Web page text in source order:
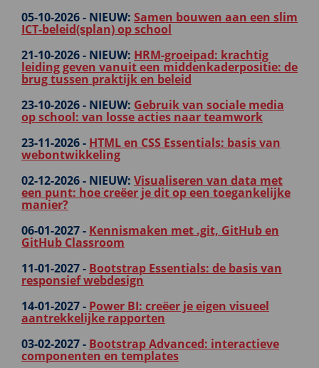
05-10-2026 - NIEUW: Samen bouwen aan een slim
ICT-beleid(splan) op school
21-10-2026 - NIEUW: HRM-groeipad: krachtig
leiding geven vanuit een middenkaderpositie: de
brug tussen praktijk en beleid
23-10-2026 - NIEUW: Gebruik van sociale media
op school: van losse acties naar teamwork
23-11-2026 - HTML en CSS Essentials: basis van
webontwikkeling
02-12-2026 - NIEUW: Visualiseren van data met
een punt: hoe creëer je dit op een toegankelijke
manier?
06-01-2027 - Kennismaken met .git, GitHub en
GitHub Classroom
11-01-2027 - Bootstrap Essentials: de basis van
responsief webdesign
14-01-2027 - Power BI: creëer je eigen visueel
aantrekkelijke rapporten
03-02-2027 - Bootstrap Advanced: interactieve
componenten en templates